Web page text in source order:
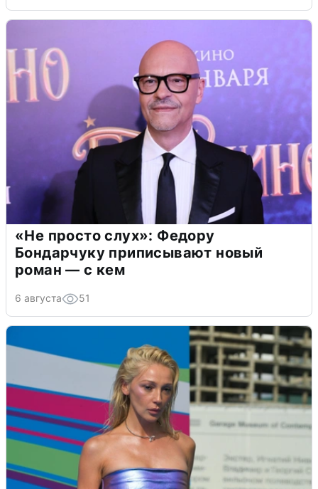
«Не просто слух»: Федору
Бондарчуку приписывают новый
роман — с кем
6 августа 51